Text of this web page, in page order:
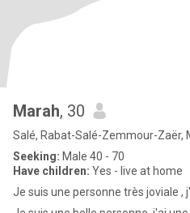
Marah, 30
Salé, Rabat-Salé-Zemmour-Zaër,
Seeking: Male 40 - 70
Have children: Yes - live at home
Je suis une personne très joviale ,